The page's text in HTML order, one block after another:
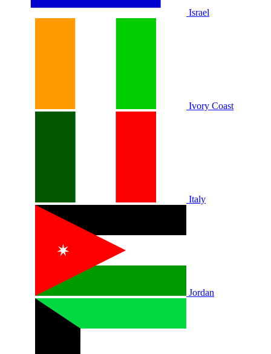
Israel
Ivory Coast
Italy
Jordan